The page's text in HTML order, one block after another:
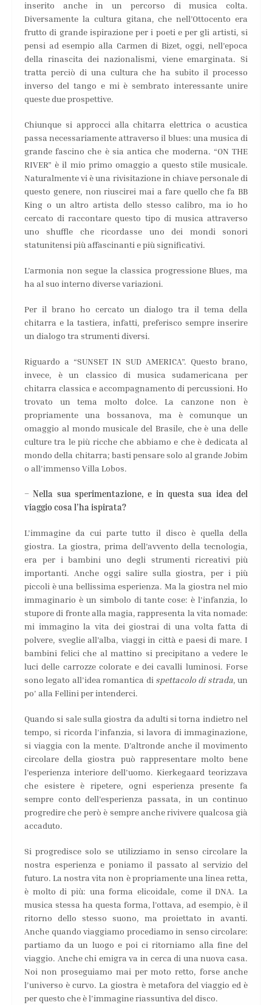
inserito anche in un percorso di musica colta.
Diversamente la cultura gitana, che nell’Ottocento era
frutto di grande ispirazione per i poeti e per gli artisti, si
pensi ad esempio alla Carmen di Bizet, oggi, nell’epoca
della rinascita dei nazionalismi, viene emarginata. Si
tratta perciò di una cultura che ha subito il processo
inverso del tango e mi è sembrato interessante unire
queste due prospettive.
Chiunque si approcci alla chitarra elettrica o acustica
passa necessariamente attraverso il blues: una musica di
grande fascino che è sia antica che moderna. “ON THE
RIVER” è il mio primo omaggio a questo stile musicale.
Naturalmente vi è una rivisitazione in chiave personale di
questo genere, non riuscirei mai a fare quello che fa BB
King o un altro artista dello stesso calibro, ma io ho
cercato di raccontare questo tipo di musica attraverso
uno shuffle che ricordasse uno dei mondi sonori
statunitensi più affascinanti e più significativi.
L’armonia non segue la classica progressione Blues, ma
ha al suo interno diverse variazioni.
Per il brano ho cercato un dialogo tra il tema della
chitarra e la tastiera, infatti, preferisco sempre inserire
un dialogo tra strumenti diversi.
Riguardo a “SUNSET IN SUD AMERICA”. Questo brano,
invece, è un classico di musica sudamericana per
chitarra classica e accompagnamento di percussioni. Ho
trovato un tema molto dolce. La canzone non è
propriamente una bossanova, ma è comunque un
omaggio al mondo musicale del Brasile, che è una delle
culture tra le più ricche che abbiamo e che è dedicata al
mondo della chitarra; basti pensare solo al grande Jobim
o all’immenso Villa Lobos.
– Nella sua sperimentazione, e in questa sua idea del
viaggio cosa l’ha ispirata?
L’immagine da cui parte tutto il disco è quella della
giostra. La giostra, prima dell’avvento della tecnologia,
era per i bambini uno degli strumenti ricreativi più
importanti. Anche oggi salire sulla giostra, per i più
piccoli è una bellissima esperienza. Ma la giostra nel mio
immaginario è un simbolo di tante cose: è l’infanzia, lo
stupore di fronte alla magia, rappresenta la vita nomade:
mi immagino la vita dei giostrai di una volta fatta di
polvere, sveglie all’alba, viaggi in città e paesi di mare. I
bambini felici che al mattino si precipitano a vedere le
luci delle carrozze colorate e dei cavalli luminosi. Forse
sono legato all’idea romantica di spettacolo di strada, un
po’ alla Fellini per intenderci.
Quando si sale sulla giostra da adulti si torna indietro nel
tempo, si ricorda l’infanzia, si lavora di immaginazione,
si viaggia con la mente. D’altronde anche il movimento
circolare della giostra può rappresentare molto bene
l’esperienza interiore dell’uomo. Kierkegaard teorizzava
che esistere è ripetere, ogni esperienza presente fa
sempre conto dell’esperienza passata, in un continuo
progredire che però è sempre anche rivivere qualcosa già
accaduto.
Si progredisce solo se utilizziamo in senso circolare la
nostra esperienza e poniamo il passato al servizio del
futuro. La nostra vita non è propriamente una linea retta,
è molto di più: una forma elicoidale, come il DNA. La
musica stessa ha questa forma, l’ottava, ad esempio, è il
ritorno dello stesso suono, ma proiettato in avanti.
Anche quando viaggiamo procediamo in senso circolare:
partiamo da un luogo e poi ci ritorniamo alla fine del
viaggio. Anche chi emigra va in cerca di una nuova casa.
Noi non proseguiamo mai per moto retto, forse anche
l’universo è curvo. La giostra è metafora del viaggio ed è
per questo che è l’immagine riassuntiva del disco.